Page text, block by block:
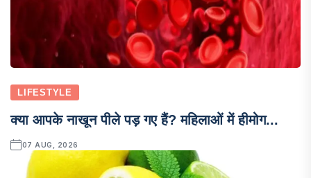
LIFESTYLE
क्या आपके नाखून पीले पड़ गए हैं? महिलाओं में हीमोग...
07 AUG, 2026